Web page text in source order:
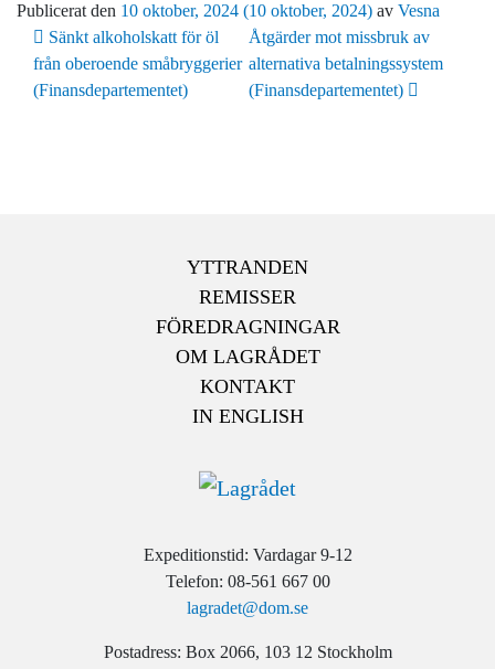
Publicerat den 10 oktober, 2024 (10 oktober, 2024) av Vesna
Inläggsnavigering
Sänkt alkoholskatt för öl
från oberoende småbryggerier
(Finansdepartementet)
Åtgärder mot missbruk av
alternativa betalningssystem
(Finansdepartementet)
YTTRANDEN
REMISSER
FÖREDRAGNINGAR
OM LAGRÅDET
KONTAKT
IN ENGLISH
Expeditionstid: Vardagar 9-12
Telefon: 08-561 667 00
lagradet@dom.se
Postadress: Box 2066, 103 12 Stockholm